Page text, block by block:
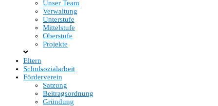
Unser Team
Verwaltung
Unterstufe
Mittelstufe
Oberstufe
Projekte
Eltern
Schulsozialarbeit
Förderverein
Satzung
Beitragsordnung
Gründung